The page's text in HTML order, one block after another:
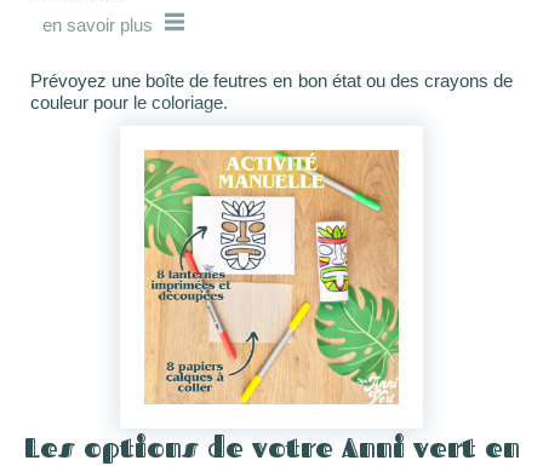
en savoir plus
Prévoyez une boîte de feutres en bon état ou des crayons de
couleur pour le coloriage.
Les options de votre Anni vert en